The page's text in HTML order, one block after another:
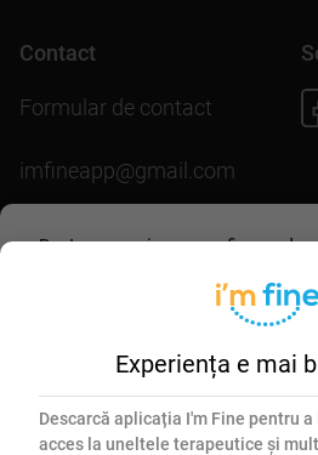
Pentru scopuri precum afișarea de
navigării pe acest site înseamnă că
permiți colectarea de informații prin
Esențiale
Experiența e mai
Descarcă aplicația I'm Fine pentru
acces la uneltele terapeutice și
Contact
Formular de contact
imfineapp@gmail.com